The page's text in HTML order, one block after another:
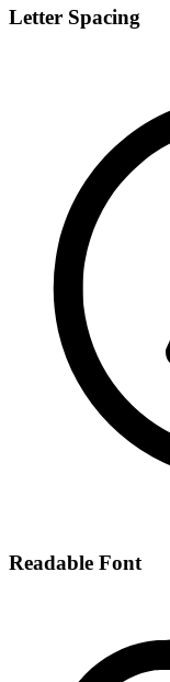
Letter Spacing
Readable Font